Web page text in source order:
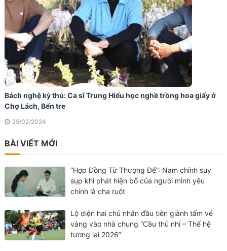
Bách nghệ kỳ thú: Ca sĩ Trung Hiếu học nghề trồng hoa giấy ở
Chợ Lách, Bến tre
25/02/2024
BÀI VIẾT MỚI
“Hợp Đồng Từ Thượng Đế”: Nam chính suy
sụp khi phát hiện bố của người mình yêu
chính là cha ruột
Lộ diện hai chủ nhân đầu tiên giành tấm vé
vàng vào nhà chung “Cầu thủ nhí – Thế hệ
tương lai 2026”